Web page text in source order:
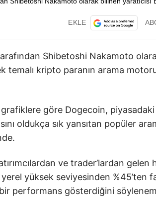
EKLE
Shibetoshi Nakamoto
temalı kripto paranın arama
grafiklere göre Dogecoin,
oldukça sık yansıtan popüler
ve trader’lardan gelen
yüksek seviyesinden %45’ten
performans gösterdiğini